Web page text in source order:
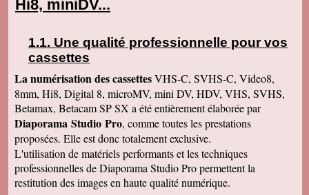
Hi8, miniDV...
Une qualité professionnelle pour vos
cassettes
La numérisation des cassettesVHS-C, SVHS-C, Video8,
8mm, Hi8, Digital 8, microMV, mini DV, HDV, VHS, SVHS,
Betamax, Betacam SP SX a été entièrement élaborée par
Diaporama Studio Pro, comme toutes les prestations
proposées. Elle est donc totalement exclusive.
L'utilisation de matériels performants et les techniques
professionnelles de Diaporama Studio Pro permettent la
restitution des images en haute qualité numérique.